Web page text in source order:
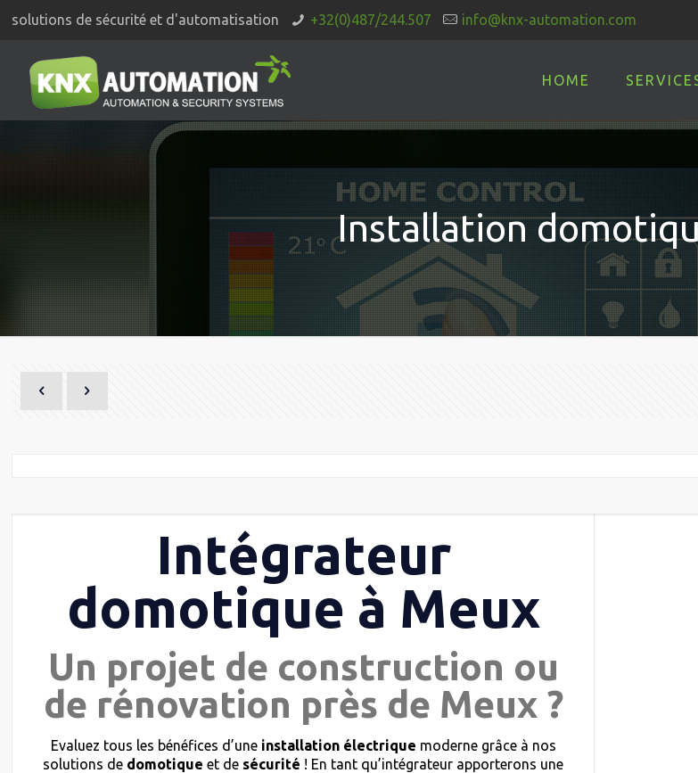
solutions de sécurité et d'automatisation +32(0)487/244.507 info@knx-automation.com
HOME
Installation
Intégrateur
domotique à Meux
Un projet de construction ou
de rénovation près de Meux ?
Evaluez tous les bénéfices d’uneinstallation électrique moderne grâce à nos
solutions de domotique et de sécurité ! En tant qu’intégrateur apporterons une